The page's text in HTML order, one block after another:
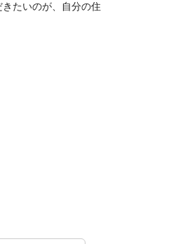
たいのが、自分の住